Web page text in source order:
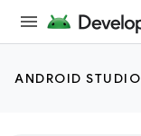
ANDROID STUDIO